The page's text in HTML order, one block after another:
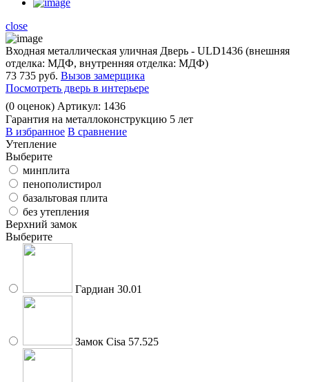
close
Входная металлическая уличная Дверь - ULD1436 (внешняя
отделка: МДФ, внутренняя отделка: МДФ)
73 735 руб. Вызов замерщика
Посмотреть дверь в интерьере
(0 оценок) Артикул: 1436
Гарантия на металлоконструкцию 5 лет
В избранное В сравнение
Утепление
Выберите
минплита
пенополистирол
базальтовая плита
без утепления
Верхний замок
Выберите
Гардиан 30.01
Замок Cisa 57.525